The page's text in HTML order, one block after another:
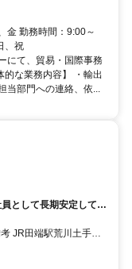
金 勤務時間：9:00～
、祝
にて、貿易・国際事務
的な業務内容】 ・輸出
部門への連絡、依...
として長期安定して勤